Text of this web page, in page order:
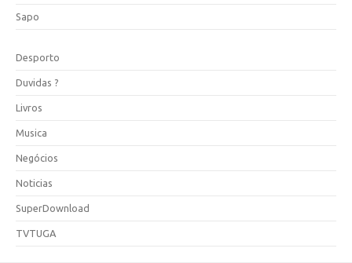
Sapo
Desporto
Duvidas ?
Livros
Musica
Negócios
Noticias
SuperDownload
TVTUGA